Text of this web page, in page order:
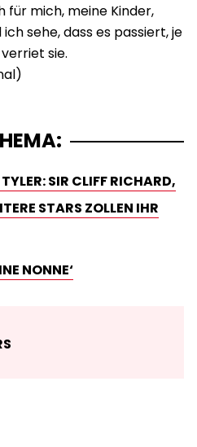
für mich, meine Kinder,
sehe, dass es passiert, je
sie.
SIR CLIFF RICHARD,
STARS ZOLLEN IHR
NONNE‘